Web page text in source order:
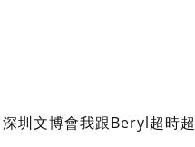
圳文博會我跟Beryl超時